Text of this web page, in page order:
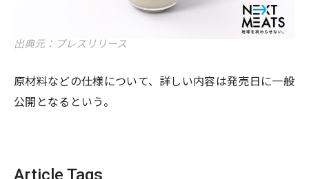
出典元：プレスリリース
原材料などの仕様について、詳しい内容は発売日に一般
公開となるという。
Article Tags